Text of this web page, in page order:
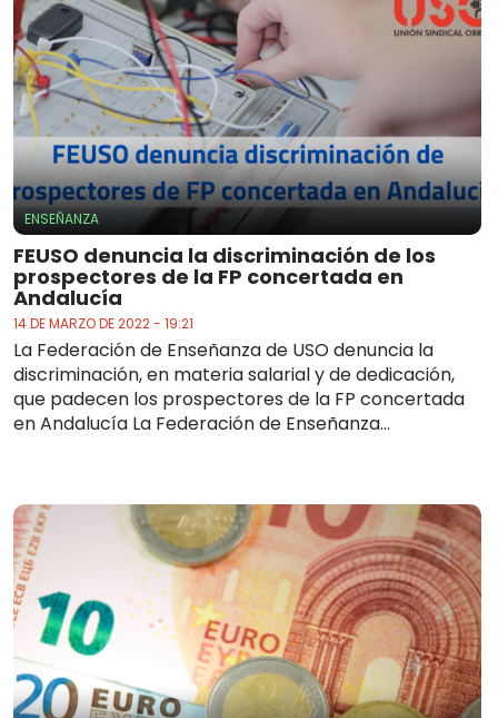
ENSEÑANZA
FEUSO denuncia la discriminación de los
prospectores de la FP concertada en
Andalucía
14 DE MARZO DE 2022 - 19:21
La Federación de Enseñanza de USO denuncia la
discriminación, en materia salarial y de dedicación,
que padecen los prospectores de la FP concertada
en Andalucía La Federación de Enseñanza...